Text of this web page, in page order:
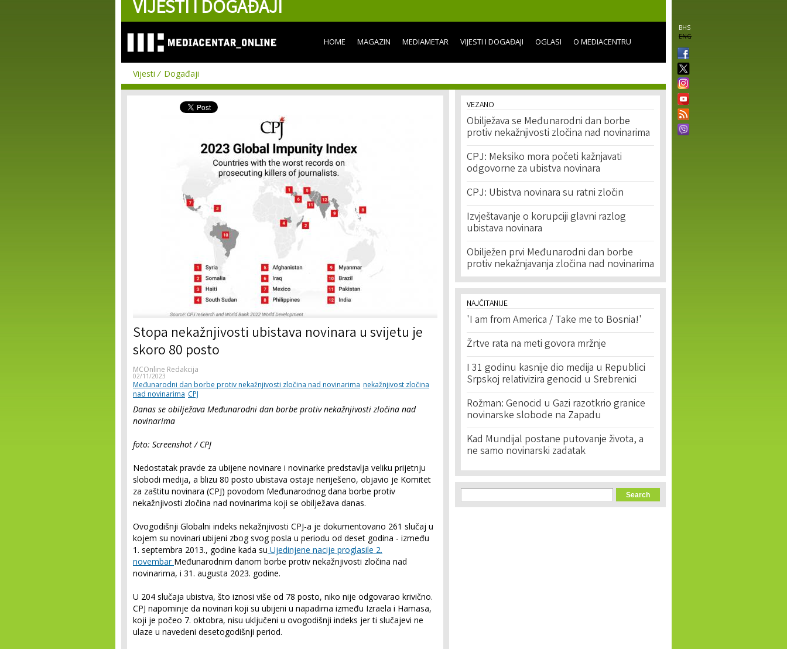
content
VIJESTI I DOGAĐAJI
BHS
ENG
HOME MAGAZIN MEDIAMETAR VIJESTI I DOGAĐAJI OGLASI O MEDIACENTRU
Vijesti Događaji
Stopa nekažnjivosti ubistava novinara u svijetu je
skoro 80 posto
MCOnline Redakcija
02/11/2023
Međunarodni dan borbe protiv nekažnjivosti zločina nad novinarima nekažnjivost zločina
nad novinarima CPJ
Danas se obilježava Međunarodni dan borbe protiv nekažnjivosti zločina nad
novinarima
foto: Screenshot / CPJ
Nedostatak pravde za ubijene novinare i novinarke predstavlja veliku prijetnju
slobodi medija, a blizu 80 posto ubistava ostaje neriješeno, objavio je Komitet
za zaštitu novinara (CPJ) povodom Međunarodnog dana borbe protiv
nekažnjivosti zločina nad novinarima koji se obilježava danas.
Ovogodišnji Globalni indeks nekažnjivosti CPJ-a je dokumentovano 261 slučaj u
kojem su novinari ubijeni zbog svog posla u periodu od deset godina - između
1. septembra 2013., godine kada su Ujedinjene nacije proglasile 2.
novembar Međunarodnim danom borbe protiv nekažnjivosti zločina nad
novinarima, i 31. augusta 2023. godine.
U 204 slučaja ubistva, što iznosi više od 78 posto, niko nije odgovarao krivično.
CPJ napominje da novinari koji su ubijeni u napadima između Izraela i Hamasa,
koji je počeo 7. oktobra, nisu uključeni u ovogodišnji indeks jer ti slučajevi ne
ulaze u navedeni desetogodišnji period.
VEZANO
Obilježava se Međunarodni dan borbe
protiv nekažnjivosti zločina nad novinarima
CPJ: Meksiko mora početi kažnjavati
odgovorne za ubistva novinara
CPJ: Ubistva novinara su ratni zločin
Izvještavanje o korupciji glavni razlog
ubistava novinara
Obilježen prvi Međunarodni dan borbe
protiv nekažnjavanja zločina nad novinarima
NAJČITANIJE
'I am from America / Take me to Bosnia!'
Žrtve rata na meti govora mržnje
I 31 godinu kasnije dio medija u Republici
Srpskoj relativizira genocid u Srebrenici
Rožman: Genocid u Gazi razotkrio granice
novinarske slobode na Zapadu
Kad Mundijal postane putovanje života, a
ne samo novinarski zadatak
Search form
Search